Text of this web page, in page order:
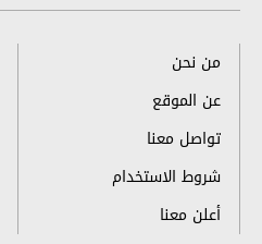
من نحن
عن الموقع
تواصل معنا
شروط الاستخدام
أعلن معنا